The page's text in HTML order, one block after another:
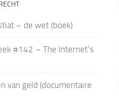
– de wet (boek)
#142 – The Internet’s
van geld (documentaire